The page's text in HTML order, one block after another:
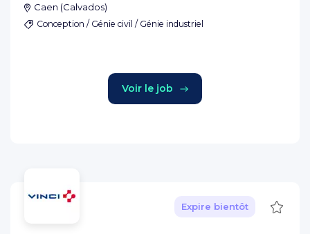
Caen (Calvados)
Conception / Génie civil / Génie industriel
Voir le job
Expire bientôt